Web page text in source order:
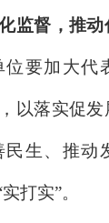
监督，推动
位要加大代
以落实促
生、推动
实打实”。